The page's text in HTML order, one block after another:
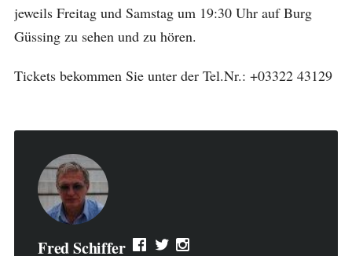
jeweils Freitag und Samstag um 19:30 Uhr auf Burg
Güssing zu sehen und zu hören.
Tickets bekommen Sie unter der Tel.Nr.: +03322 43129
Fred Schiffer